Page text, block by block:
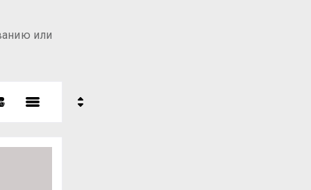
или